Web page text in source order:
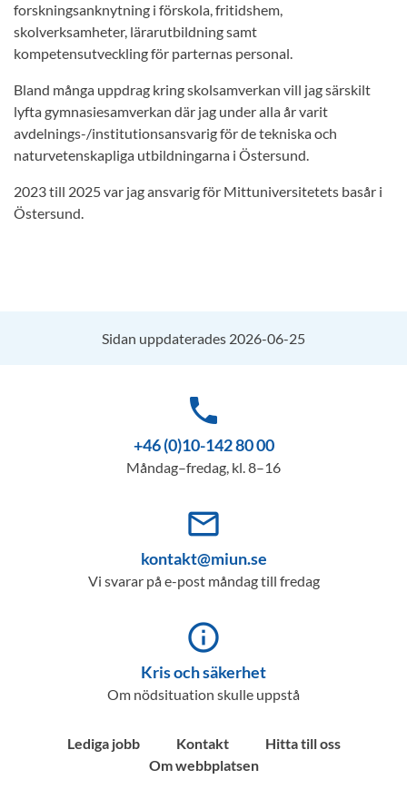
forskningsanknytning i förskola, fritidshem,
skolverksamheter, lärarutbildning samt
kompetensutveckling för parternas personal.
Bland många uppdrag kring skolsamverkan vill jag särskilt
lyfta gymnasiesamverkan där jag under alla år varit
avdelnings-/institutionsansvarig för de tekniska och
naturvetenskapliga utbildningarna i Östersund.
2023 till 2025 var jag ansvarig för Mittuniversitetets basår i
Östersund.
Sidan uppdaterades 2026-06-25
phone
+46 (0)10-142 80 00
Måndag–fredag, kl. 8–16
mail_outline
kontakt@miun.se
Vi svarar på e-post måndag till fredag
info_outline
Kris och säkerhet
Om nödsituation skulle uppstå
Lediga jobb Kontakt
Hitta till oss
Om webbplatsen